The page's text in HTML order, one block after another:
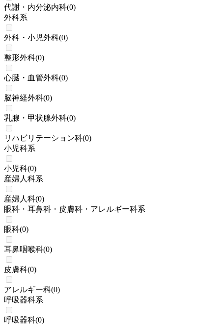
代謝・内分泌内科(0)
外科系
外科・小児外科(0)
整形外科(0)
心臓・血管外科(0)
脳神経外科(0)
乳腺・甲状腺外科(0)
リハビリテーション科(0)
小児科系
小児科(0)
産婦人科系
産婦人科(0)
眼科・耳鼻科・皮膚科・アレルギー科系
眼科(0)
耳鼻咽喉科(0)
皮膚科(0)
アレルギー科(0)
呼吸器科系
呼吸器科(0)